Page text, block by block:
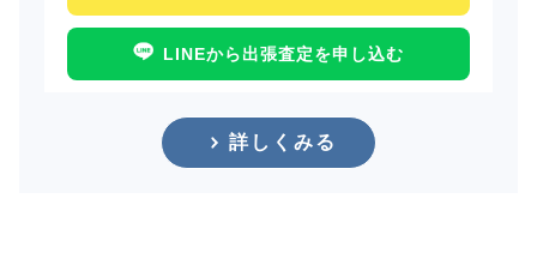
LINEから出張査定を申し込む
詳しくみる